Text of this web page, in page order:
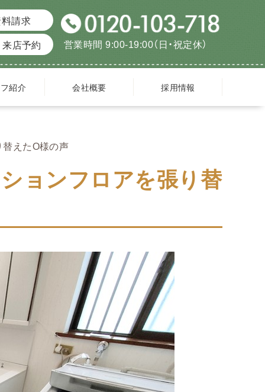
請求
来店予約
営業時間 9:00-19:00（日・祝定休）
紹介 会社概要 採用情報
えたO様の声
ョンフロアを張り替